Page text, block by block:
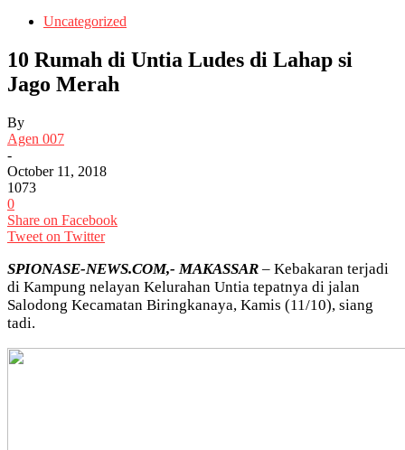
Uncategorized
10 Rumah di Untia Ludes di Lahap si
Jago Merah
By
Agen 007
-
October 11, 2018
1073
0
Share on Facebook
Tweet on Twitter
SPIONASE-NEWS.COM,- MAKASSAR – Kebakaran terjadi
di Kampung nelayan Kelurahan Untia tepatnya di jalan
Salodong Kecamatan Biringkanaya, Kamis (11/10), siang
tadi.